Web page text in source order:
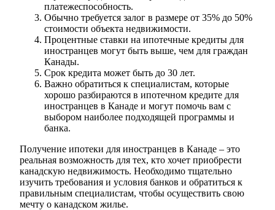
платежеспособность.
Обычно требуется залог в размере от 35% до 50%
стоимости объекта недвижимости.
Процентные ставки на ипотечные кредиты для
иностранцев могут быть выше, чем для граждан
Канады.
Срок кредита может быть до 30 лет.
Важно обратиться к специалистам, которые
хорошо разбираются в ипотечном кредите для
иностранцев в Канаде и могут помочь вам с
выбором наиболее подходящей программы и
банка.
Получение ипотеки для иностранцев в Канаде – это
реальная возможность для тех, кто хочет приобрести
канадскую недвижимость. Необходимо тщательно
изучить требования и условия банков и обратиться к
правильным специалистам, чтобы осуществить свою
мечту о канадском жилье.